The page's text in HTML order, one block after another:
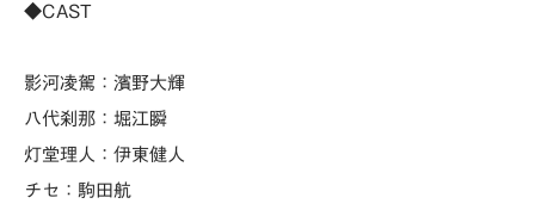
◆CAST
影河凌駕：濱野大輝
八代刹那：堀江瞬
灯堂理人：伊東健人
チセ：駒田航